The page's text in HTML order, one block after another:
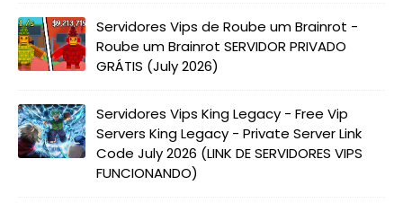
Servidores Vips de Roube um Brainrot -
Roube um Brainrot SERVIDOR PRIVADO
GRÁTIS (July 2026)
Servidores Vips King Legacy - Free Vip
Servers King Legacy - Private Server Link
Code July 2026 (LINK DE SERVIDORES VIPS
FUNCIONANDO)